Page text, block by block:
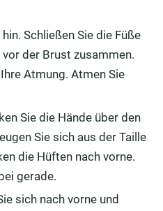
Schließen Sie die Füße
der Brust zusammen.
Atmung. Atmen Sie
Sie die Hände über den
Sie sich aus der Taille
die Hüften nach vorne.
gerade.
sich nach vorne und